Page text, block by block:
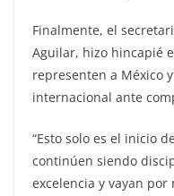
Finalmente, el
Aguilar, hizo hincapié
representen a México
internacional ante
“Esto solo es el inicio
continúen siendo
excelencia y vayan